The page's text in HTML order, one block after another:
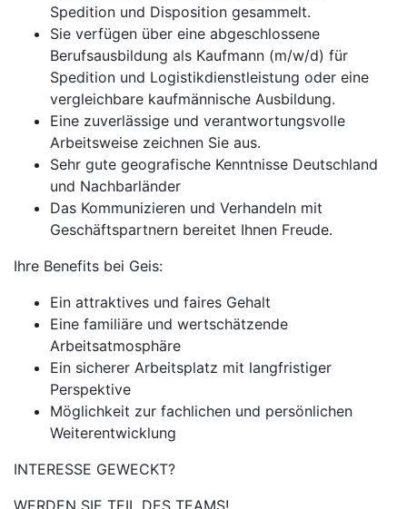
Spedition und Disposition gesammelt.
Sie verfügen über eine abgeschlossene
Berufsausbildung als Kaufmann (m/w/d) für
Spedition und Logistikdienstleistung oder eine
vergleichbare kaufmännische Ausbildung.
Eine zuverlässige und verantwortungsvolle
Arbeitsweise zeichnen Sie aus.
Sehr gute geografische Kenntnisse Deutschland
und Nachbarländer
Das Kommunizieren und Verhandeln mit
Geschäftspartnern bereitet Ihnen Freude.
Ihre Benefits bei Geis:
Ein attraktives und faires Gehalt
Eine familiäre und wertschätzende
Arbeitsatmosphäre
Ein sicherer Arbeitsplatz mit langfristiger
Perspektive
Möglichkeit zur fachlichen und persönlichen
Weiterentwicklung
INTERESSE GEWECKT?
WERDEN SIE TEIL DES TEAMS!